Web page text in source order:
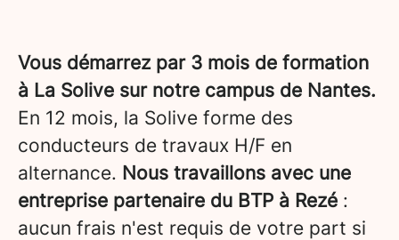
Vous démarrez par 3 mois de formation
à La Solive sur notre campus de Nantes.
En 12 mois, la Solive forme des
conducteurs de travaux H/F en
alternance. Nous travaillons avec une
entreprise partenaire du BTP à Rezé :
aucun frais n'est requis de votre part si